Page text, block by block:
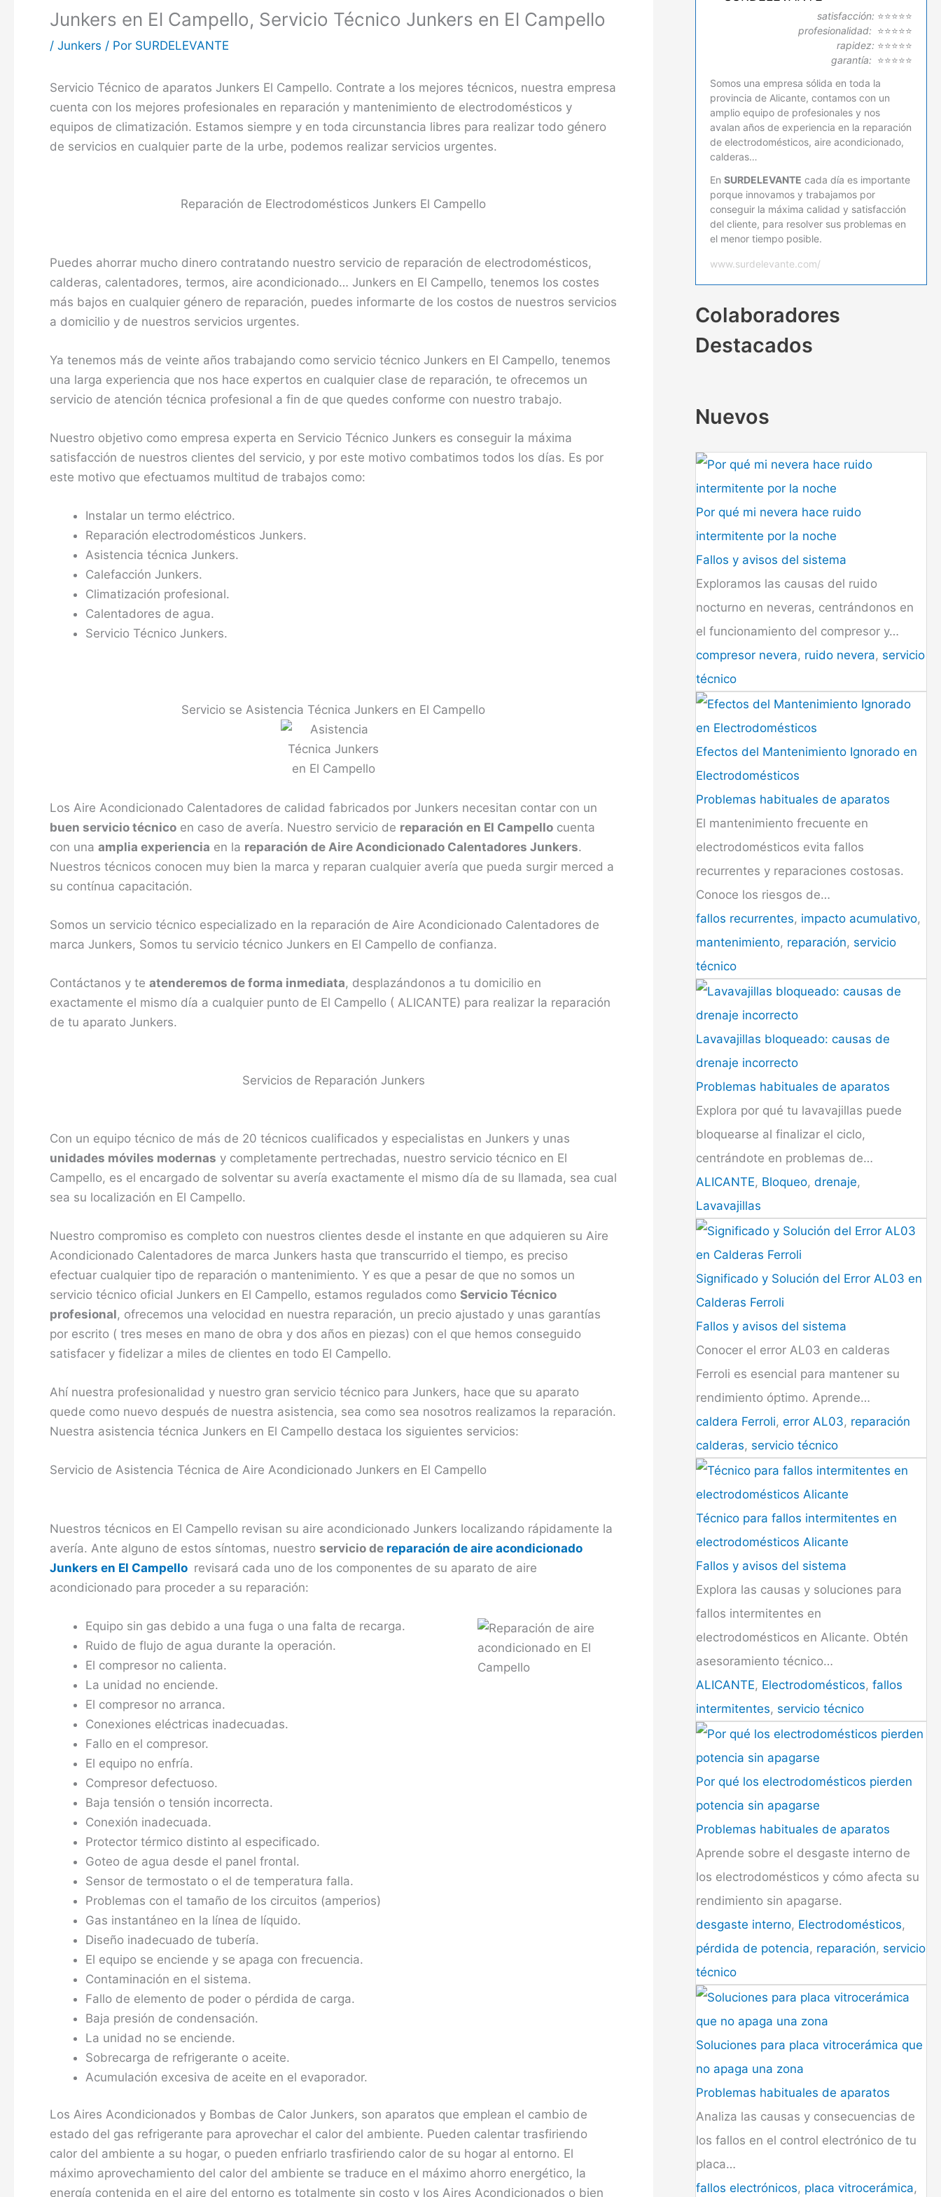
Junkers en El Campello, Servicio Técnico Junkers en El Campello
/ Junkers / Por SURDELEVANTE
Servicio Técnico de aparatos Junkers El Campello. Contrate a los mejores técnicos, nuestra empresa
cuenta con los mejores profesionales en reparación y mantenimiento de electrodomésticos y
equipos de climatización. Estamos siempre y en toda circunstancia libres para realizar todo género
de servicios en cualquier parte de la urbe, podemos realizar servicios urgentes.
Reparación de Electrodomésticos Junkers El Campello
Puedes ahorrar mucho dinero contratando nuestro servicio de reparación de electrodomésticos,
calderas, calentadores, termos, aire acondicionado… Junkers en El Campello, tenemos los costes
más bajos en cualquier género de reparación, puedes informarte de los costos de nuestros servicios
a domicilio y de nuestros servicios urgentes.
Ya tenemos más de veinte años trabajando como servicio técnico Junkers en El Campello, tenemos
una larga experiencia que nos hace expertos en cualquier clase de reparación, te ofrecemos un
servicio de atención técnica profesional a fin de que quedes conforme con nuestro trabajo.
Nuestro objetivo como empresa experta en Servicio Técnico Junkers es conseguir la máxima
satisfacción de nuestros clientes del servicio, y por este motivo combatimos todos los días. Es por
este motivo que efectuamos multitud de trabajos como:
Instalar un termo eléctrico.
Reparación electrodomésticos Junkers.
Asistencia técnica Junkers.
Calefacción Junkers.
Climatización profesional.
Calentadores de agua.
Servicio Técnico Junkers.
Servicio se Asistencia Técnica Junkers en El Campello
Los Aire Acondicionado Calentadores de calidad fabricados por Junkers necesitan contar con un
buen servicio técnico en caso de avería. Nuestro servicio de reparación en El Campello cuenta
con una amplia experiencia en la reparación de Aire Acondicionado Calentadores Junkers.
Nuestros técnicos conocen muy bien la marca y reparan cualquier avería que pueda surgir merced a
su contínua capacitación.
Somos un servicio técnico especializado en la reparación de Aire Acondicionado Calentadores de
marca Junkers, Somos tu servicio técnico Junkers en El Campello de confianza.
Contáctanos y te atenderemos de forma inmediata, desplazándonos a tu domicilio en
exactamente el mismo día a cualquier punto de El Campello ( ALICANTE) para realizar la reparación
de tu aparato Junkers.
Servicios de Reparación Junkers
Con un equipo técnico de más de 20 técnicos cualificados y especialistas en Junkers y unas
unidades móviles modernas y completamente pertrechadas, nuestro servicio técnico en El
Campello, es el encargado de solventar su avería exactamente el mismo día de su llamada, sea cual
sea su localización en El Campello.
Nuestro compromiso es completo con nuestros clientes desde el instante en que adquieren su Aire
Acondicionado Calentadores de marca Junkers hasta que transcurrido el tiempo, es preciso
efectuar cualquier tipo de reparación o mantenimiento. Y es que a pesar de que no somos un
servicio técnico oficial Junkers en El Campello, estamos regulados como Servicio Técnico
profesional, ofrecemos una velocidad en nuestra reparación, un precio ajustado y unas garantías
por escrito ( tres meses en mano de obra y dos años en piezas) con el que hemos conseguido
satisfacer y fidelizar a miles de clientes en todo El Campello.
Ahí nuestra profesionalidad y nuestro gran servicio técnico para Junkers, hace que su aparato
quede como nuevo después de nuestra asistencia, sea como sea nosotros realizamos la reparación.
Nuestra asistencia técnica Junkers en El Campello destaca los siguientes servicios:
Servicio de Asistencia Técnica de Aire Acondicionado Junkers en El Campello
Nuestros técnicos en El Campello revisan su aire acondicionado Junkers localizando rápidamente la
avería. Ante alguno de estos síntomas, nuestro servicio de reparación de aire acondicionado
Junkers en El Campello revisará cada uno de los componentes de su aparato de aire
acondicionado para proceder a su reparación:
Equipo sin gas debido a una fuga o una falta de recarga.
Ruido de flujo de agua durante la operación.
El compresor no calienta.
La unidad no enciende.
El compresor no arranca.
Conexiones eléctricas inadecuadas.
Fallo en el compresor.
El equipo no enfría.
Compresor defectuoso.
Baja tensión o tensión incorrecta.
Conexión inadecuada.
Protector térmico distinto al especificado.
Goteo de agua desde el panel frontal.
Sensor de termostato o el de temperatura falla.
Problemas con el tamaño de los circuitos (amperios)
Gas instantáneo en la línea de líquido.
Diseño inadecuado de tubería.
El equipo se enciende y se apaga con frecuencia.
Contaminación en el sistema.
Fallo de elemento de poder o pérdida de carga.
Baja presión de condensación.
La unidad no se enciende.
Sobrecarga de refrigerante o aceite.
Acumulación excesiva de aceite en el evaporador.
Los Aires Acondicionados y Bombas de Calor Junkers, son aparatos que emplean el cambio de
estado del gas refrigerante para aprovechar el calor del ambiente. Pueden calentar trasfiriendo
calor del ambiente a su hogar, o pueden enfriarlo trasfiriendo calor de su hogar al entorno. El
máximo aprovechamiento del calor del ambiente se traduce en el máximo ahorro energético, la
energía contenida en el aire del entorno es totalmente sin costo y los Aires Acondicionados o bien
satisfacción: ⭐⭐⭐⭐⭐
profesionalidad: ⭐⭐⭐⭐⭐
rapidez: ⭐⭐⭐⭐⭐
garantía: ⭐⭐⭐⭐⭐
Somos una empresa sólida en toda la
provincia de Alicante, contamos con un
amplio equipo de profesionales y nos
avalan años de experiencia en la reparación
de electrodomésticos, aire acondicionado,
calderas…
En SURDELEVANTE cada día es importante
porque innovamos y trabajamos por
conseguir la máxima calidad y satisfacción
del cliente, para resolver sus problemas en
el menor tiempo posible.
www.surdelevante.com/
Colaboradores
Destacados
Nuevos
Por qué mi nevera hace ruido
intermitente por la noche
Fallos y avisos del sistema
Exploramos las causas del ruido
nocturno en neveras, centrándonos en
el funcionamiento del compresor y…
compresor nevera, ruido nevera, servicio
técnico
Efectos del Mantenimiento Ignorado en
Electrodomésticos
Problemas habituales de aparatos
El mantenimiento frecuente en
electrodomésticos evita fallos
recurrentes y reparaciones costosas.
Conoce los riesgos de…
fallos recurrentes, impacto acumulativo,
mantenimiento, reparación, servicio
técnico
Lavavajillas bloqueado: causas de
drenaje incorrecto
Problemas habituales de aparatos
Explora por qué tu lavavajillas puede
bloquearse al finalizar el ciclo,
centrándote en problemas de…
ALICANTE, Bloqueo, drenaje,
Lavavajillas
Significado y Solución del Error AL03 en
Calderas Ferroli
Fallos y avisos del sistema
Conocer el error AL03 en calderas
Ferroli es esencial para mantener su
rendimiento óptimo. Aprende…
caldera Ferroli, error AL03, reparación
calderas, servicio técnico
Técnico para fallos intermitentes en
electrodomésticos Alicante
Fallos y avisos del sistema
Explora las causas y soluciones para
fallos intermitentes en
electrodomésticos en Alicante. Obtén
asesoramiento técnico…
ALICANTE, Electrodomésticos, fallos
intermitentes, servicio técnico
Por qué los electrodomésticos pierden
potencia sin apagarse
Problemas habituales de aparatos
Aprende sobre el desgaste interno de
los electrodomésticos y cómo afecta su
rendimiento sin apagarse.
desgaste interno, Electrodomésticos,
pérdida de potencia, reparación, servicio
técnico
Soluciones para placa vitrocerámica que
no apaga una zona
Problemas habituales de aparatos
Analiza las causas y consecuencias de
los fallos en el control electrónico de tu
placa…
fallos electrónicos, placa vitrocerámica,